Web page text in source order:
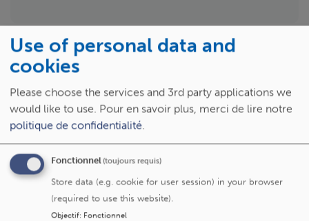
Contact
Prendre rendez-vous
02 764 19 52
Secrétariat médical (pas de rendez-vous)
02 764 19 68
Use of personal data and
cookies
Please choose the services and 3rd party applications we
would like to use. Pour en savoir plus, merci de lire notre
politique de confidentialité.
Fonctionnel(toujours requis)
Store data (e.g. cookie for user session) in your browser
(required to use this website).
Objectif: Fonctionnel